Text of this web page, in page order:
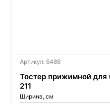
Артикул: 6486
Тостер прижимной для
211
Ширина, см